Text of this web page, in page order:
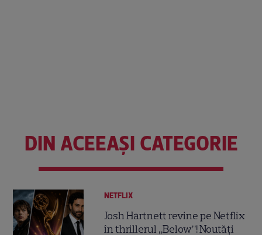
DIN ACEEAȘI CATEGORIE
NETFLIX
Josh Hartnett revine pe Netflix
în thrillerul „Below”! Noutăți